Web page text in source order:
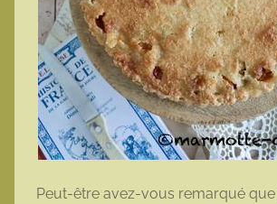
Peut-être avez-vous remarqué que